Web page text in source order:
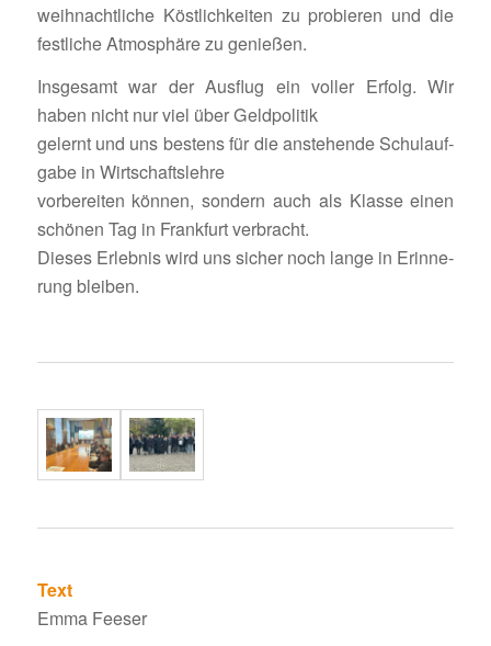
weih­nacht­liche Köst­lich­keiten zu probieren und die
fest­liche Atmo­sphäre zu genießen.
Insge­samt war der Ausflug ein voller Erfolg. Wir
haben nicht nur viel über Geldpolitik
gelernt und uns bestens für die anste­hende Schul­auf­
gabe in Wirtschaftslehre
vorbe­reiten können, sondern auch als Klasse einen
schönen Tag in Frank­furt verbracht.
Dieses Erlebnis wird uns sicher noch lange in Erin­ne­
rung bleiben.
Text
Emma Feeser